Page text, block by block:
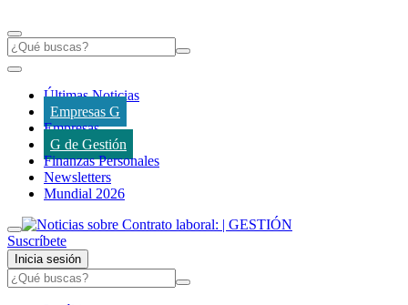
Últimas Noticias
Empresas G
Empresas
G de Gestión
Finanzas Personales
Newsletters
Mundial 2026
Suscríbete
Inicia sesión